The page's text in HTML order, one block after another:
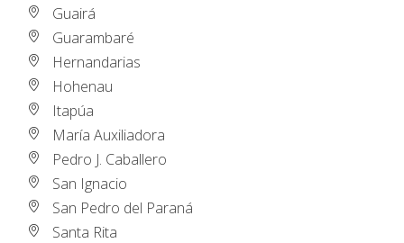
Guairá
Guarambaré
Hernandarias
Hohenau
Itapúa
María Auxiliadora
Pedro J. Caballero
San Ignacio
San Pedro del Paraná
Santa Rita